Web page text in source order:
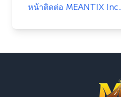
หน้าติดต่อ MEANTIX Inc.